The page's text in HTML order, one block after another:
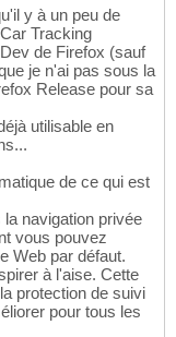
y à un peu de
Tracking
de Firefox (sauf
je n'ai pas sous la
Release pour sa
utilisable en
de ce qui est
navigation privée
vous pouvez
Web par défaut.
à l'aise. Cette
protection de suivi
pour tous les